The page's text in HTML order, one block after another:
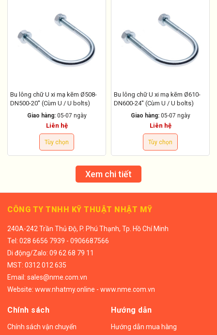
Bu lông chữ U xi mạ kẽm Ø508-
DN500-20'' (Cùm U / U bolts)
Giao hàng: 05-07 ngày
Liên hệ
Tùy chọn
Bu lông chữ U xi mạ kẽm Ø610-
DN600-24'' (Cùm U / U bolts)
Giao hàng: 05-07 ngày
Liên hệ
Tùy chọn
Xem chi tiết
CÔNG TY TNHH KỸ THUẬT NHẬT MỸ
240A-242 Trần Thủ Độ, P. Phú Thạnh, Tp. Hồ Chí Minh
Tel: 028 6656 7939 - 0906687566
Di động/Zalo: 09 62 68 79 11
MST: 0312 012 635
Email: sales@nme.com.vn
Website: www.nhatmy.online - www.nme.com.vn
Chính sách
Chính sách vận chuyển
Hướng dẫn
Hướng dẫn mua hàng